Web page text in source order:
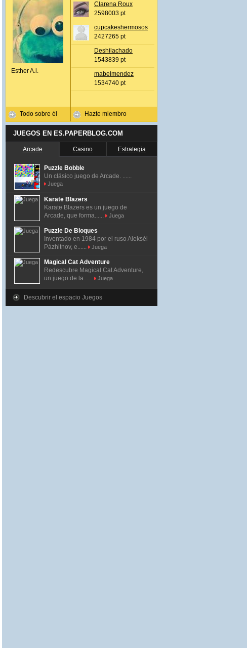
Esther A.l.
Todo sobre él
Clarena Roux
2598003 pt
cupcakeshermosos
2427265 pt
Deshilachado
1543839 pt
mabelmendez
1534740 pt
Hazte miembro
JUEGOS EN ES.PAPERBLOG.COM
Arcade Casino Estrategia
Puzzle Bobble
Un clásico juego de Arcade. ......
Juega
Karate Blazers
Karate Blazers es un juego de
Arcade, que forma......
Juega
Puzzle De Bloques
Inventado en 1984 por el ruso Alekséi
Pázhitnov, e......
Juega
Magical Cat Adventure
Redescubre Magical Cat Adventure,
un juego de la......
Juega
Descubrir el espacio Juegos